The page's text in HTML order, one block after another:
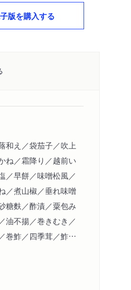
版を購入する
和え／袋茄子／吹上
ね／霜降り／越前い
／早餅／味噌松風／
／煮山椒／垂れ味噌
糖麩／酢漬／粟包み
油不揚／巻きむき／
巻鮓／四季茸／鮓粽